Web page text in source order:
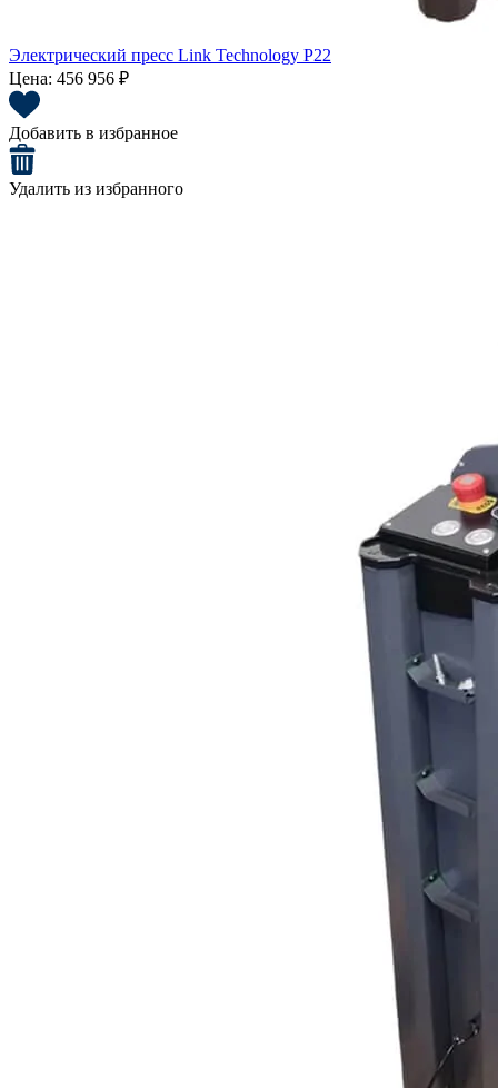
Электрический пресс Link Technology P22
Цена: 456 956 ₽
Добавить в избранное
Удалить из избранного